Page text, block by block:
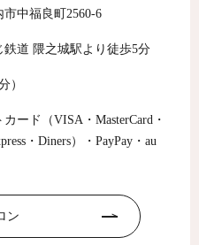
中福良町2560-6
鉄道 隈之城駅より徒歩5分
）
ード（VISA・MasterCard・
・Diners）・PayPay・au
ン